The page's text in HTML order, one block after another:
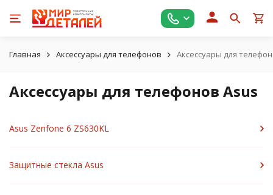
Главная Аксессуары для телефонов Аксессуары для
Аксессуары для телефонов Asus
Asus Zenfone 6 ZS630KL
Защитные стекла Asus